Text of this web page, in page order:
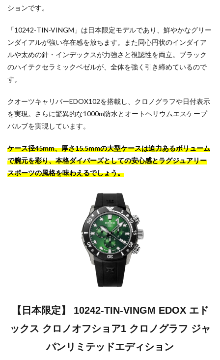
ションです。
「10242-TIN-VINGM」は日本限定モデルであり、鮮やかなグリー
ンダイアルが強い存在感を放ちます。また同心円状のインダイア
ルや太めの針・インデックスが力強さと視認性を両立。ブラック
のハイテクセラミックベゼルが、全体を強く引き締めているので
す。
クオーツキャリバーEDOX102を搭載し、クロノグラフや日付表示
を実現。さらに驚異的な1000m防水とオートヘリウムエスケープ
バルブを実現しています。
ケース径45mm、厚さ15.5mmの大型ケースは迫力あるボリューム
で腕元を彩り、本格ダイバーズとしての安心感とラグジュアリー
スポーツの風格を味わえるでしょう。
【日本限定】 10242-TIN-VINGM EDOX エド
ックス クロノオフショア1 クロノグラフ ジャ
パンリミテッドエディション